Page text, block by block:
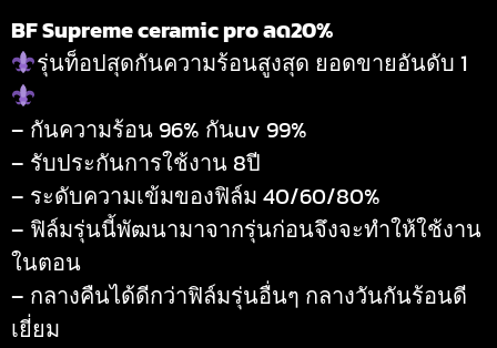
BF Supreme ceramic pro ลด20%
รุ่นท็อปสุดกันความร้อนสูงสุด ยอดขายอันดับ 1
– กันความร้อน 96% กันuv 99%
– รับประกันการใช้งาน 8ปี
– ระดับความเข้มของฟิล์ม 40/60/80%
– ฟิล์มรุ่นนี้พัฒนามาจากรุ่นก่อนจึงจะทำให้ใช้งาน
ในตอน
– กลางคืนได้ดีกว่าฟิล์มรุ่นอื่นๆ กลางวันกันร้อนดี
เยี่ยม